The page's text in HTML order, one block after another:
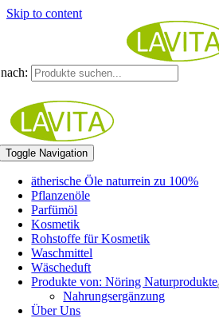
Skip to content
Toggle Navigation
ätherische Öle naturrein zu 100%
Pflanzenöle
Parfümöl
Kosmetik
Rohstoffe für Kosmetik
Waschmittel
Wäscheduft
Produkte von: Nöring Naturprodukte
Nahrungsergänzung
Über Uns